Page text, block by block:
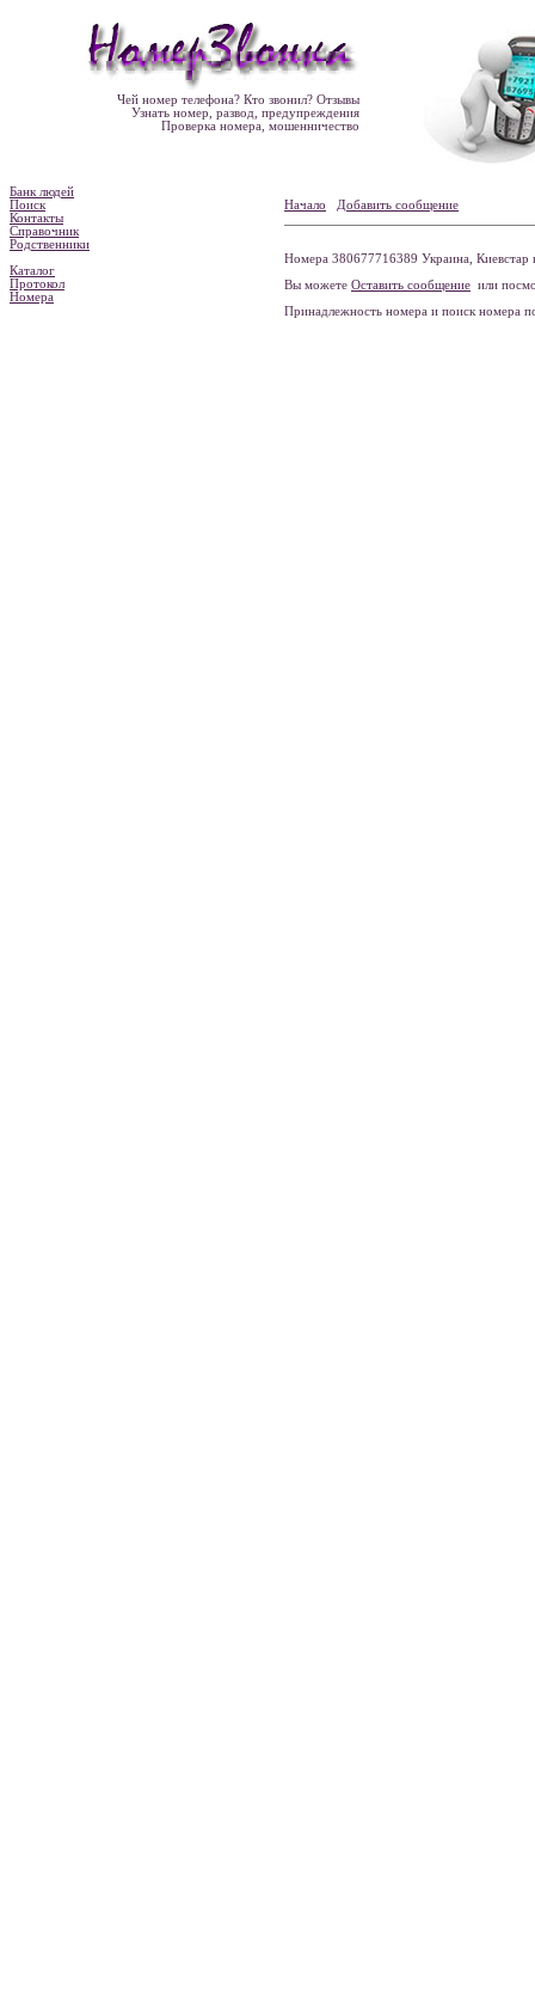
Чей номер телефона? Кто звонил? Отзывы
Узнать номер, развод, предупреждения
Проверка номера, мошенничество
Банк людей
Поиск
Контакты
Справочник
Родственники
Каталог
Протокол
Номера
Начало Добавить сообщение
Номера 380677716389 Украина, Киевстар
Вы можете Оставить сообщение или
Принадлежность номера и поиск номера